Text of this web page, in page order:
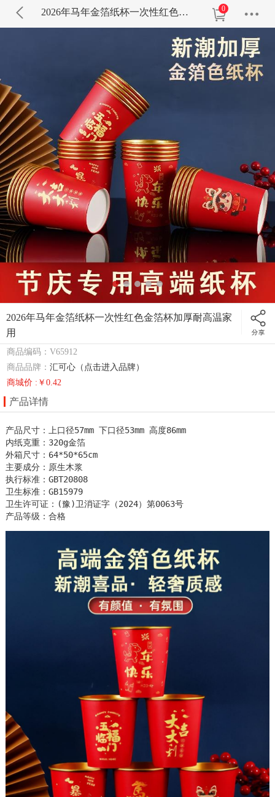
2026年马年金箔纸杯一次性红色金箔杯加厚耐高温家用 0
2026年马年金箔纸杯一次性红色金箔杯加厚耐高温家
用
商品编码：V65912
商品品牌：汇可心（点击进入品牌）
商城价 :￥0.42
产品详情
产品尺寸：上口径57mm 下口径53mm 高度86mm
内纸克重：320g金箔
外箱尺寸：64*50*65cm
主要成分：原生木浆
执行标准：GBT20808
卫生标准：GB15979
卫生许可证：(豫)卫消证字（2024）第0063号
产品等级：合格